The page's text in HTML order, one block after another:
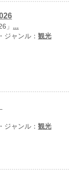
」 ...
・ジャンル： 観光
ジャンル： 観光